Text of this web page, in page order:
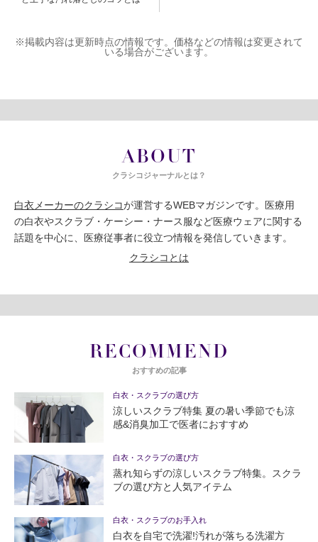
※掲載内容は更新時点の情報です。価格などの情報は変更されて
いる場合がございます。
ABOUT
クラシコジャーナルとは？
白衣メーカーのクラシコが運営するWEBマガジンです。医療用
の白衣やスクラブ・ケーシー・ナース服など医療ウェアに関する
話題を中心に、医療従事者に役立つ情報を発信していきます。
クラシコとは
RECOMMEND
おすすめの記事
白衣・スクラブの選び方
涼しいスクラブ特集 夏の暑い季節でも涼
感&消臭加工で医者におすすめ
白衣・スクラブの選び方
蒸れ知らずの涼しいスクラブ特集。スクラ
ブの選び方と人気アイテム
白衣・スクラブのお手入れ
白衣を自宅で洗濯!汚れが落ちる洗濯方